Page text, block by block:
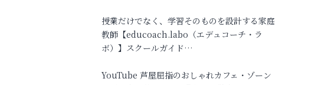
授業だけでなく、学習そのものを設計する家庭
教師【educoach.labo（エデュコーチ・ラ
ボ）】スクールガイド…
YouTube 芦屋屈指のおしゃれカフェ・ゾーン